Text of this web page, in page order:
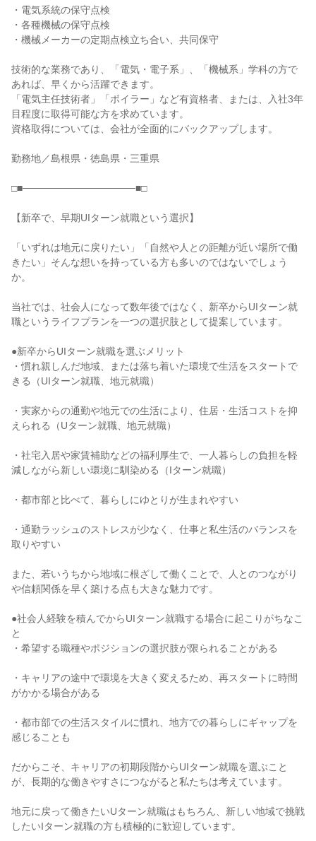
・電気系統の保守点検
・各種機械の保守点検
・機械メーカーの定期点検立ち合い、共同保守
技術的な業務であり、「電気・電子系」、「機械系」学科の方で
あれば、早くから活躍できます。
「電気主任技術者」「ボイラー」など有資格者、または、入社3年
目程度に取得可能な方を求めています。
資格取得については、会社が全面的にバックアップします。
勤務地／島根県・徳島県・三重県
□■────────────────■□
【新卒で、早期UIターン就職という選択】
「いずれは地元に戻りたい」「自然や人との距離が近い場所で働
きたい」そんな想いを持っている方も多いのではないでしょう
か。
当社では、社会人になって数年後ではなく、新卒からUIターン就
職というライフプランを一つの選択肢として提案しています。
●新卒からUIターン就職を選ぶメリット
・慣れ親しんだ地域、または落ち着いた環境で生活をスタートで
きる（UIターン就職、地元就職）
・実家からの通勤や地元での生活により、住居・生活コストを抑
えられる（Uターン就職、地元就職）
・社宅入居や家賃補助などの福利厚生で、一人暮らしの負担を軽
減しながら新しい環境に馴染める（Iターン就職）
・都市部と比べて、暮らしにゆとりが生まれやすい
・通勤ラッシュのストレスが少なく、仕事と私生活のバランスを
取りやすい
また、若いうちから地域に根ざして働くことで、人とのつながり
や信頼関係を早く築ける点も大きな魅力です。
●社会人経験を積んでからUIターン就職する場合に起こりがちなこ
と
・希望する職種やポジションの選択肢が限られることがある
・キャリアの途中で環境を大きく変えるため、再スタートに時間
がかかる場合がある
・都市部での生活スタイルに慣れ、地方での暮らしにギャップを
感じることも
だからこそ、キャリアの初期段階からUIターン就職を選ぶこと
が、長期的な働きやすさにつながると私たちは考えています。
地元に戻って働きたいUターン就職はもちろん、新しい地域で挑戦
したいIターン就職の方も積極的に歓迎しています。